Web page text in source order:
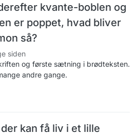
kvante-boblen og
er poppet, hvad bliver
så?
siden
og første sætning i brødteksten.
andre gange.
kan få liv i et lille